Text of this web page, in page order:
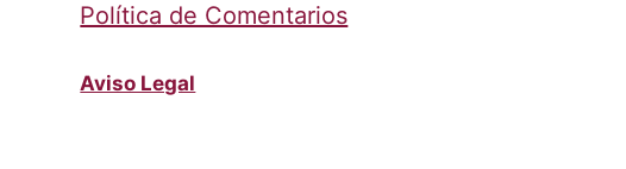
Política de Comentarios
Aviso Legal